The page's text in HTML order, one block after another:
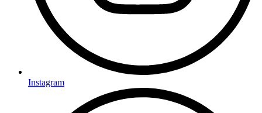
Instagram